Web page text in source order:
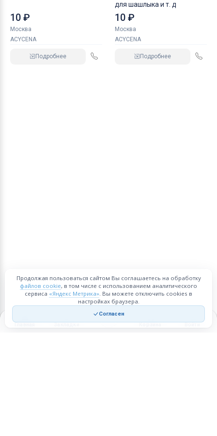
10 ₽
Москва
ACYCENA
Подробнее
для шашлыка и т. д
10 ₽
Москва
ACYCENA
Подробнее
Главная Закладки Корзина Войти
Продолжая пользоваться сайтом Вы соглашаетесь на обработку
файлов cookie, в том числе с использованием аналитического
сервиса «Яндекс Метрика». Вы можете отключить cookies в
настройках браузера.
Согласен